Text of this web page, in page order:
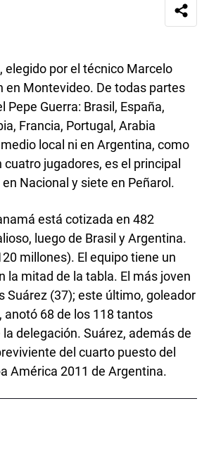
elegido por el técnico Marcelo
en Montevideo. De todas partes
Guerra: Brasil, España,
Francia, Portugal, Arabia
local ni en Argentina, como
cuatro jugadores, es el principal
Nacional y siete en Peñarol.
está cotizada en 482
luego de Brasil y Argentina.
millones). El equipo tiene un
la mitad de la tabla. El más joven
Suárez (37); este último, goleador
anotó 68 de los 118 tantos
delegación. Suárez, además de
del cuarto puesto del
América 2011 de Argentina.